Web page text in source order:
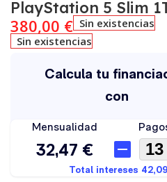
PlayStation 5 Slim
380,00 € Sin existencias
Sin existencias